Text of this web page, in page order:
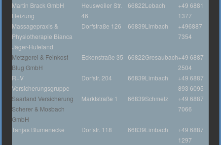
Martin Brack GmbH
Heizung
Heusweiler Str.
46
66822Lebach
+49 6881
1377
Massagepraxis &
Physiotherapie Bianca
Jäger-Hufeland
Dorfstraße 126 66839Limbach
+496887
7354
Metzgerei & Feinkost
Blug GmbH
Eckenstraße 35 66822Gresaubach+49 6887
2504
R+V
Versicherungsgruppe
Dorfstr. 204 66839Limbach
+49 6887
893 6095
Saarland Versicherung
Scherer & Mosbach
GmbH
Marktstraße 1 66839Schmelz
+49 6887
7066
Tanjas Blumenecke Dorfstr. 118 66839Limbach
+49 6887
1297